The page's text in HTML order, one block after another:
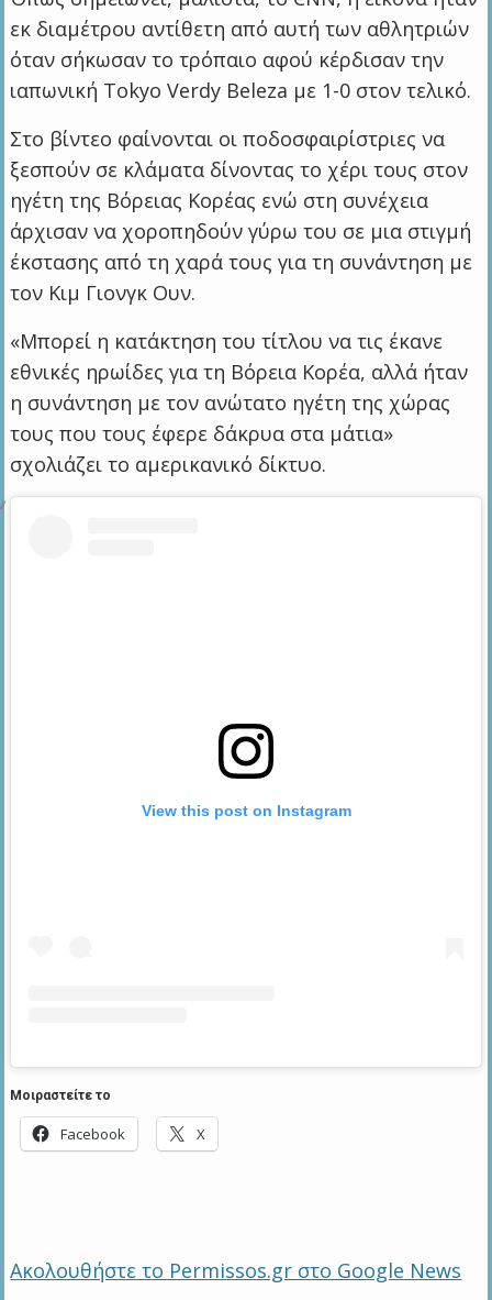
εκ διαμέτρου αντίθετη από αυτή των αθλητριών
όταν σήκωσαν το τρόπαιο αφού κέρδισαν την
ιαπωνική Tokyo Verdy Beleza με 1-0 στον τελικό.
Στο βίντεο φαίνονται οι ποδοσφαιρίστριες να
ξεσπούν σε κλάματα δίνοντας το χέρι τους στον
ηγέτη της Βόρειας Κορέας ενώ στη συνέχεια
άρχισαν να χοροπηδούν γύρω του σε μια στιγμή
έκστασης από τη χαρά τους για τη συνάντηση με
τον Κιμ Γιονγκ Ουν.
«Μπορεί η κατάκτηση του τίτλου να τις έκανε
εθνικές ηρωίδες για τη Βόρεια Κορέα, αλλά ήταν
η συνάντηση με τον ανώτατο ηγέτη της χώρας
τους που τους έφερε δάκρυα στα μάτια»
σχολιάζει το αμερικανικό δίκτυο.
View this post on Instagram
Μοιραστείτε το
Facebook X
Ακολουθήστε το Permissos.gr στο Google News